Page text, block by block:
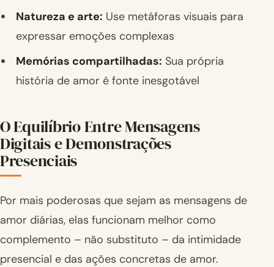
Natureza e arte: Use metáforas visuais para
expressar emoções complexas
Memórias compartilhadas: Sua própria
história de amor é fonte inesgotável
O Equilíbrio Entre Mensagens
Digitais e Demonstrações
Presenciais
Por mais poderosas que sejam as mensagens de
amor diárias, elas funcionam melhor como
complemento – não substituto – da intimidade
presencial e das ações concretas de amor.